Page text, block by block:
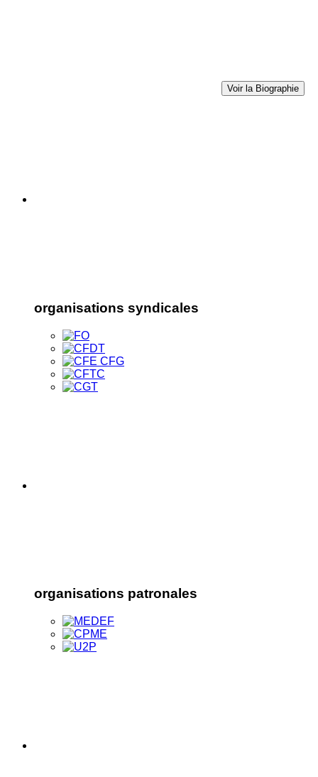
Voir la Biographie
organisations syndicales
organisations patronales